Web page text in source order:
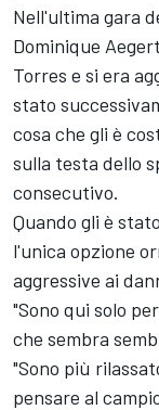
Nell'ultima gara
Dominique
Torres e si era
stato
cosa che gli è
sulla testa dello
consecutivo.
Quando gli è
l'unica opzione
aggressive ai
"Sono qui solo
che sembra
"Sono più
pensare al